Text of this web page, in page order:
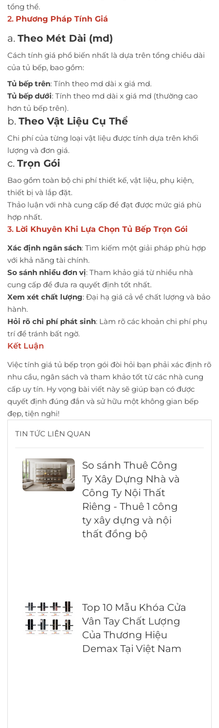
tổng thể.
2. Phương Pháp Tính Giá
a. Theo Mét Dài (md)
Cách tính giá phổ biến nhất là dựa trên tổng chiều dài
của tủ bếp, bao gồm:
Tủ bếp trên: Tính theo md dài x giá md.
Tủ bếp dưới: Tính theo md dài x giá md (thường cao
hơn tủ bếp trên).
b. Theo Vật Liệu Cụ Thể
Chi phí của từng loại vật liệu được tính dựa trên khối
lượng và đơn giá.
c. Trọn Gói
Bao gồm toàn bộ chi phí thiết kế, vật liệu, phụ kiện,
thiết bị và lắp đặt.
Thảo luận với nhà cung cấp để đạt được mức giá phù
hợp nhất.
3. Lời Khuyên Khi Lựa Chọn Tủ Bếp Trọn Gói
Xác định ngân sách: Tìm kiếm một giải pháp phù hợp
với khả năng tài chính.
So sánh nhiều đơn vị: Tham khảo giá từ nhiều nhà
cung cấp để đưa ra quyết định tốt nhất.
Xem xét chất lượng: Đại hạ giá cả về chất lượng và bảo
hành.
Hỏi rõ chi phí phát sinh: Làm rõ các khoản chi phí phụ
trí để tránh bất ngờ.
Kết Luận
Việc tính giá tủ bếp trọn gói đòi hỏi bạn phải xác định rõ
nhu cầu, ngân sách và tham khảo tốt từ các nhà cung
cấp uy tín. Hy vọng bài viết này sẽ giúp bạn có được
quyết định đúng đắn và sử hữu một không gian bếp
đẹp, tiện nghi!
TIN TỨC LIÊN QUAN
So sánh Thuê Công
Ty Xây Dựng Nhà và
Công Ty Nội Thất
Riêng - Thuê 1 công
ty xây dựng và nội
thất đồng bộ
Top 10 Mẫu Khóa Cửa
Vân Tay Chất Lượng
Của Thương Hiệu
Demax Tại Việt Nam